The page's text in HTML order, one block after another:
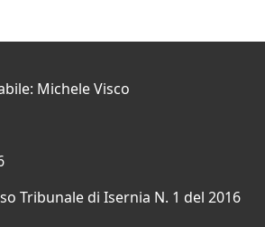
Michele Visco
Tribunale di Isernia N. 1 del 2016